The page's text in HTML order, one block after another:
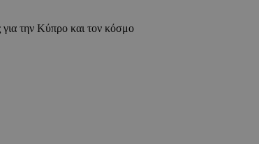
για την Κύπρο και τον κόσμο